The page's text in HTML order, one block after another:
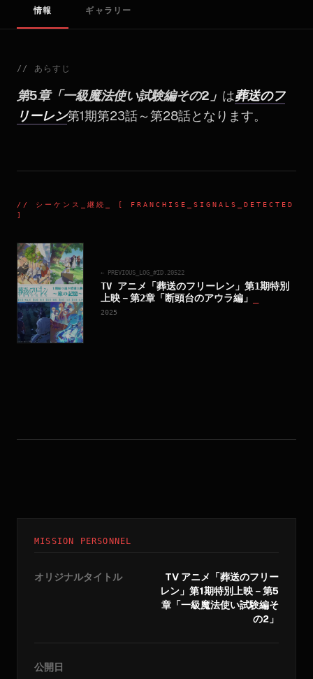
情報 ギャラリー
// あらすじ
第5章「一級魔法使い試験編その2」 は葬送のフ
リーレン第1期第23話～第28話となります。
// シーケンス_継続
_ [ FRANCHISE_SIGNALS_DETECTED
]
← PREVIOUS_LOG_#ID. 20522
TV アニメ「葬送のフリーレン」第1期特別
上映－第2章「断頭台のアウラ編」
2025
MISSION PERSONNEL
オリジナルタイトル
TV アニメ「葬送のフリー
レン」第1期特別上映－第5
章「一級魔法使い試験編そ
の2」
公開日